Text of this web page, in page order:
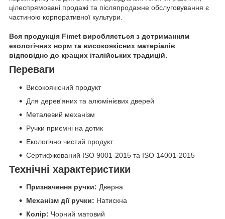
цілеспрямовані продажі та післяпродажне обслуговування є
частиною корпоративної культури.
Вся продукція Fimet виробляється з дотриманням
екологічних норм та високоякісних матеріалів
відповідно до кращих італійських традицій.
Переваги
Високоякісний продукт
Для дерев'яних та алюмінієвих дверей
Металевий механізм
Ручки приємні на дотик
Екологічно чистий продукт
Сертифікований ISO 9001-2015 та ISO 14001-2015
Технічні характеристики
Призначення ручки: Дверна
Механізм дії ручки: Натискна
Колір: Чорний матовий